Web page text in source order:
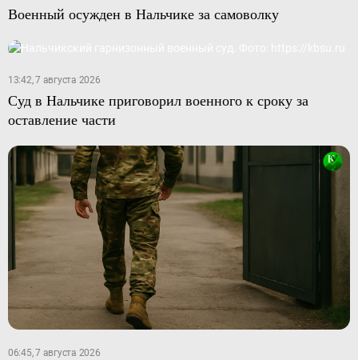
Военный осужден в Нальчике за самоволку
13:42, 7 августа 2026
Суд в Нальчике приговорил военного к сроку за
оставление части
06:45, 7 августа 2026